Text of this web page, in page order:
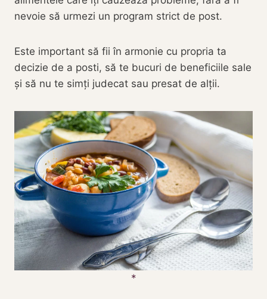
nevoie să urmezi un program strict de post.
Este important să fii în armonie cu propria ta
decizie de a posti, să te bucuri de beneficiile sale
și să nu te simți judecat sau presat de alții.